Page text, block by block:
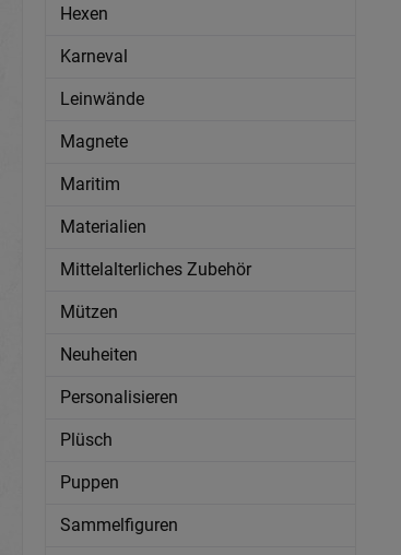
Hexen
Karneval
Leinwände
Magnete
Maritim
Materialien
Mittelalterliches Zubehör
Mützen
Neuheiten
Personalisieren
Plüsch
Puppen
Sammelfiguren